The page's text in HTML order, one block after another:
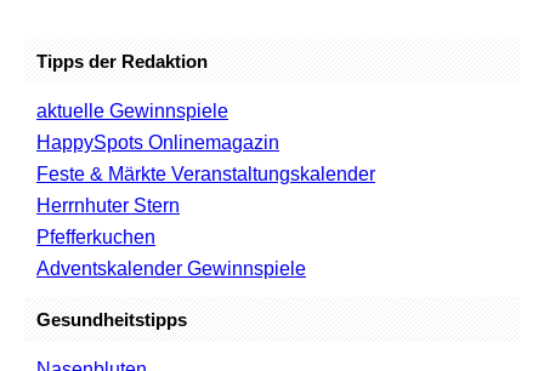
Tipps der Redaktion
aktuelle Gewinnspiele
HappySpots Onlinemagazin
Feste & Märkte Veranstaltungskalender
Herrnhuter Stern
Pfefferkuchen
Adventskalender Gewinnspiele
Gesundheitstipps